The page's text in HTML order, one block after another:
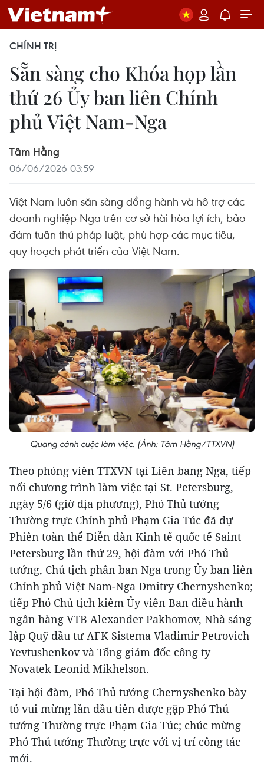
CHÍNH TRỊ
Sẵn sàng cho Khóa họp lần
thứ 26 Ủy ban liên Chính
phủ Việt Nam-Nga
Tâm Hằng
06/06/2026 03:59
Việt Nam luôn sẵn sàng đồng hành và hỗ trợ các
doanh nghiệp Nga trên cơ sở hài hòa lợi ích, bảo
đảm tuân thủ pháp luật, phù hợp các mục tiêu,
quy hoạch phát triển của Việt Nam.
Quang cảnh cuộc làm việc. (Ảnh: Tâm Hằng/TTXVN)
Theo phóng viên TTXVN tại Liên bang Nga, tiếp
nối chương trình làm việc tại St. Petersburg,
ngày 5/6 (giờ địa phương), Phó Thủ tướng
Thường trực Chính phủ Phạm Gia Túc đã dự
Phiên toàn thể Diễn đàn Kinh tế quốc tế Saint
Petersburg lần thứ 29, hội đàm với Phó Thủ
tướng, Chủ tịch phân ban Nga trong Ủy ban liên
Chính phủ Việt Nam-Nga Dmitry Chernyshenko;
tiếp Phó Chủ tịch kiêm Ủy viên Ban điều hành
ngân hàng VTB Alexander Pakhomov, Nhà sáng
lập Quỹ đầu tư AFK Sistema Vladimir Petrovich
Yevtushenkov và Tổng giám đốc công ty
Novatek Leonid Mikhelson.
Tại hội đàm, Phó Thủ tướng Chernyshenko bày
tỏ vui mừng lần đầu tiên được gặp Phó Thủ
tướng Thường trực Phạm Gia Túc; chúc mừng
Phó Thủ tướng Thường trực với vị trí công tác
mới.